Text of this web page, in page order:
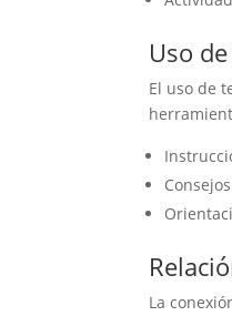
Uso
El uso de
La